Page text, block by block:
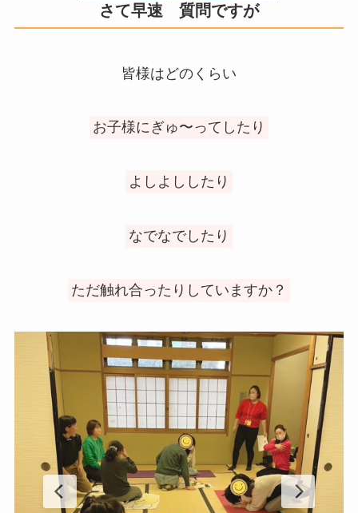
さて早速 質問ですが
皆様はどのくらい
お子様にぎゅ〜ってしたり
よしよししたり
なでなでしたり
ただ触れ合ったりしていますか？